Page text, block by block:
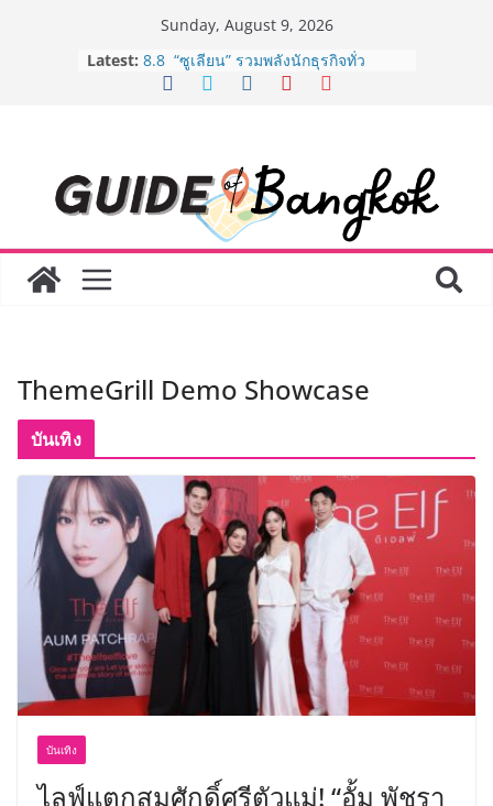
Sunday, August 9, 2026
Latest: 8.8 “ซูเลียน” รวมพลังนักธุรกิจทั่ว
ประเทศ จัดประชุมใหญ่แห่งปี พบ CEO
ยาวนานกว่า 20 ปี ต่อยอดเสิร์ฟความ
อร่อย ยกเมนูระดับตำนาน “ข้าวหน้าไก่
ราชวงศ์” พุ่งทะยานสู่น่านฟ้า
BEDO เดินหน้าจัดกิจกรรมเจรจาธุรกิจ
“BIO TRADE CONNECT 2026” ยก
ฉลองเซิร์ฟเวอร์ใหม่ เฮเลนา
ได้เตรียมนักเรียนเพียงเพื่อก้าวเข้าสู่
มหาวิทยาลัยเท่านั้น แต่ยังเตรียมพวก
เขาให้พร้อมเป็นผู้กำหนดอนาคต”
ThemeGrill Demo Showcase
บันเทิง
บันเทิง
ไลฟ์แตกสมศักดิ์ศรีตัวแม่! “อั้ม พัชรา